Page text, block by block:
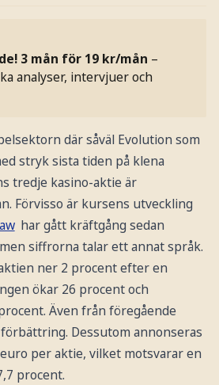
3 mån för 19 kr/mån –
analyser, intervjuer och
där såväl Evolution som
stryk sista tiden på klena
tredje kasino-aktie är
Förvisso är kursens utveckling
har gått kräftgång sedan
siffrorna talar ett annat språk.
ner 2 procent efter en
ökar 26 procent och
Även från föregående
Dessutom annonseras
per aktie, vilket motsvarar en
procent.